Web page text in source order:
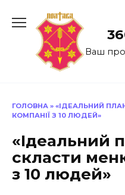
до
Ваш
ГОЛОВНА » «ІДЕАЛЬНИЙ
КОМПАНІЇ З 10 ЛЮДЕЙ»
«Ідеальний
скласти
з 10 людей»